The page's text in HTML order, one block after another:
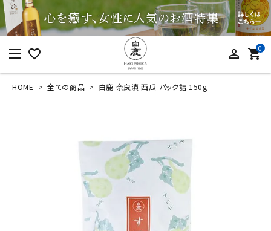
favorite_border person_outline 0
shopping_cart
ログイン 新規会員登録
HOME 全ての商品 白鹿 奈良漬 西瓜 パック詰 150g